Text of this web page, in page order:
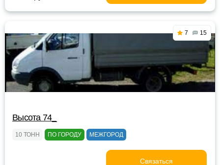
7 15
Высота 74_
10 ТОНН ПО ГОРОДУ МЕЖГОРОД
Связаться